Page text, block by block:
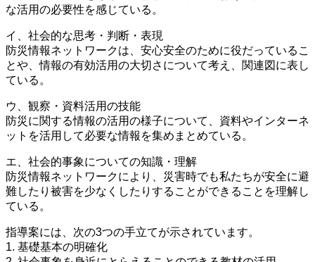
な活用の必要性を感じている。
イ、社会的な思考・判断・表現
防災情報ネットワークは、安心安全のために役だっているこ
とや、情報の有効活用の大切さについて考え、関連図に表し
ている。
ウ、観察・資料活用の技能
防災に関する情報の活用の様子について、資料やインターネ
ットを活用して必要な情報を集めまとめている。
エ、社会的事象についての知識・理解
防災情報ネットワークにより、災害時でも私たちが安全に避
難したり被害を少なくしたりすることができることを理解し
ている。
指導案には、次の3つの手立てが示されています。
1. 基礎基本の明確化